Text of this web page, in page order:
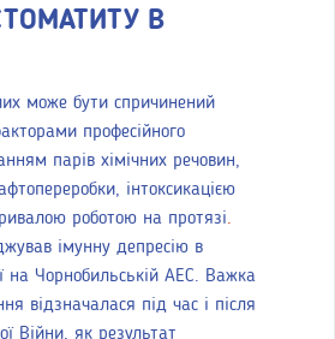
В
може бути спричинений
професійного
парів хімічних речовин,
інтоксикацією
роботою на протязі.
імунну депресію в
на Чорнобильській АЕС. Важка
відзначалася під час і після
Війни, як результат